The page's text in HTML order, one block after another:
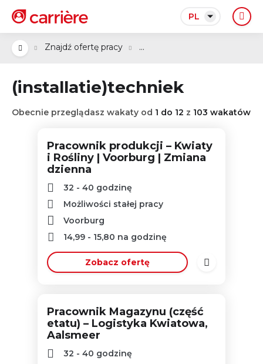
PL
Znajdź ofertę pracy ...
(installatie)techniek
Obecnie przeglądasz wakaty od 1 do 12 z 103 wakatów
Pracownik produkcji – Kwiaty
i Rośliny | Voorburg | Zmiana
dzienna
32 - 40 godzinę
Możliwości stałej pracy
Voorburg
14,99 - 15,80 na godzinę
Zobacz ofertę
Pracownik Magazynu (część
etatu) – Logistyka Kwiatowa,
Aalsmeer
32 - 40 godzinę